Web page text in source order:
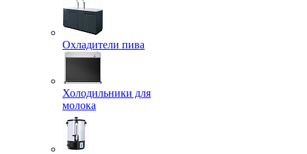
Охладители пива
Холодильники для
молока